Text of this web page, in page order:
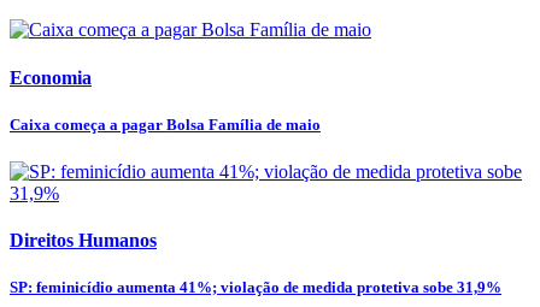
Economia
Caixa começa a pagar Bolsa Família de maio
Direitos Humanos
SP: feminicídio aumenta 41%; violação de medida protetiva sobe 31,9%